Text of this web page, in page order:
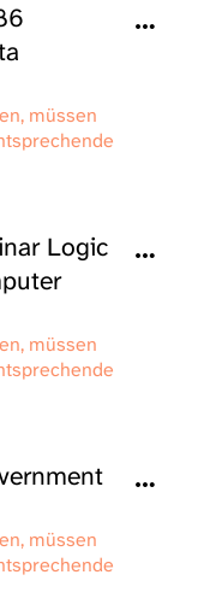
müssen
Logic
müssen
müssen